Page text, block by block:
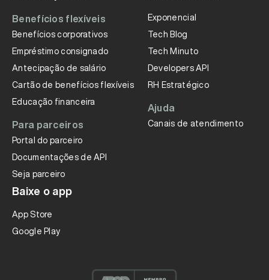
Benefícios flexíveis
Benefícios corporativos
Empréstimo consignado
Antecipação de salário
Cartão de benefícios flexíveis
Educação financeira
Para parceiros
Portal do parceiro
Documentações de API
Seja parceiro
Exponencial
Tech Blog
Tech Minuto
Developers API
RH Estratégico
Ajuda
Canais de atendimento
Baixe o app
App Store
Google Play